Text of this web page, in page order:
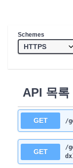
Schemes
API 목록
GET /
GET
/